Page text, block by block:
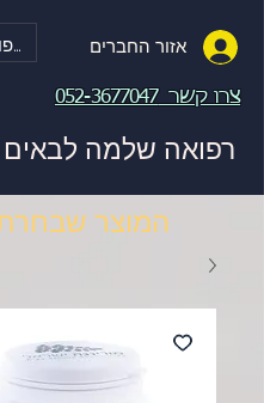
אזור החברים
צרו קשר052-3677047
רפואה שלמה
המוצר